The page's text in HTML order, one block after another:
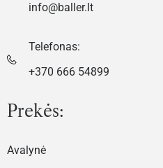
info@baller.lt
Telefonas:
+370 666 54899
Prekės:
Avalynė